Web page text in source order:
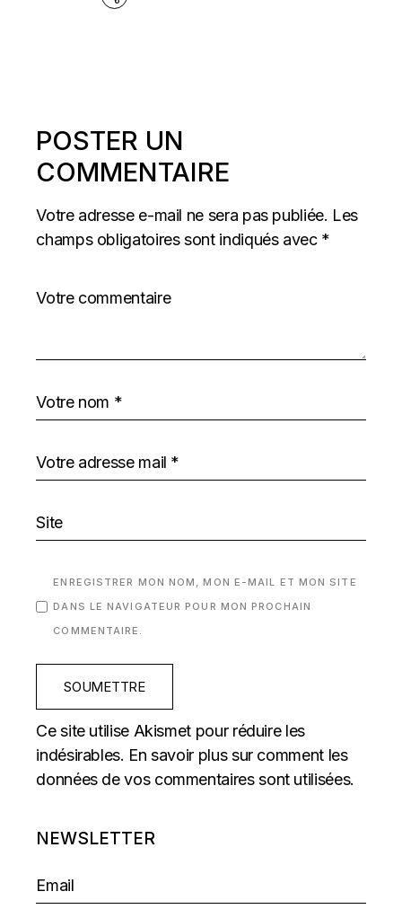
POSTER UN
COMMENTAIRE
Votre adresse e-mail ne sera pas publiée. Les
champs obligatoires sont indiqués avec *
ENREGISTRER MON NOM, MON E-MAIL ET MON SITE
DANS LE NAVIGATEUR POUR MON PROCHAIN
COMMENTAIRE.
SOUMETTRE
Ce site utilise Akismet pour réduire les
indésirables. En savoir plus sur comment les
données de vos commentaires sont utilisées.
NEWSLETTER